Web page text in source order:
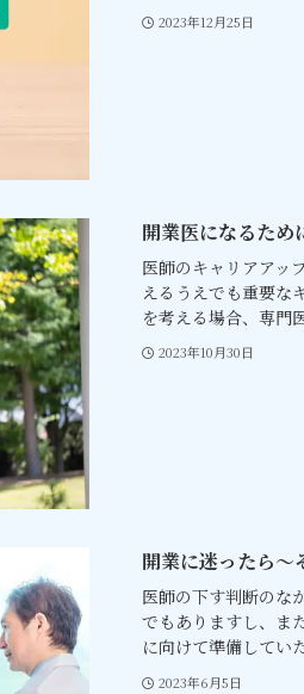
2023年12月25日
開業医になるため
医師のキャリアアッ
えるうえでも重要な
を考える場合、専門
2023年10月30日
開業に迷ったら～
医師の下す判断のな
でもありますし、ま
に向けて準備してい
2023年6月5日